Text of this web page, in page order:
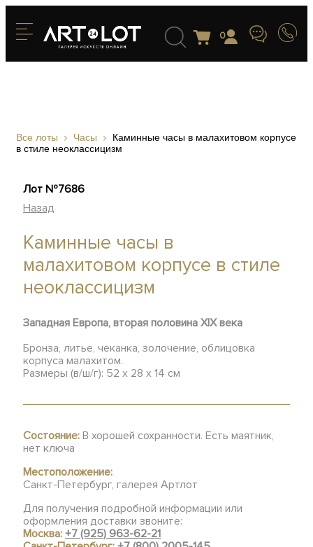
0
Все лоты Часы
Каминные часы в малахитовом корпусе
в стиле неоклассицизм
Лот №7686
Назад
Каминные часы в
малахитовом корпусе в стиле
неоклассицизм
Западная Европа, вторая половина XIX века
Бронза, литье, чеканка, золочение, облицовка
корпуса малахитом.
Размеры (в/ш/г): 52 х 28 х 14 см
Состояние: В хорошей сохранности. Есть маятник,
нет ключа
Местоположение:
Санкт-Петербург, галерея Артлот
Для получения подробной информации или
оформления доставки звоните:
Москва:+7 (925) 963-62-21